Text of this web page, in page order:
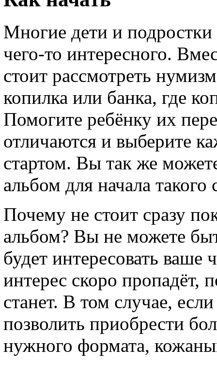
Многие дети и
чего-то интересного.
стоит рассмотреть
копилка или банка, где
Помогите ребёнку их
отличаются и выберите
стартом. Вы так же
альбом для начала такого
Почему не стоит сразу
альбом? Вы не можете
будет интересовать ваше
интерес скоро пропадёт,
станет. В том случае,
позволить приобрести
нужного формата,